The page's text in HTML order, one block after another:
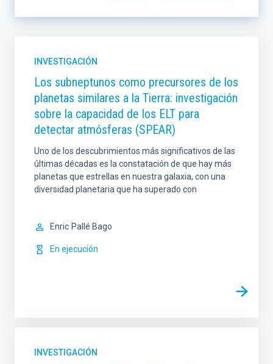
LÍNEA DE INVESTIGACIÓN
LÍNEA IACTEC ORDENAR POR
INVESTIGACIÓN
Los subneptunos como precursores de los
planetas similares a la Tierra: investigación
sobre la capacidad de los ELT para
detectar atmósferas (SPEAR)
Uno de los descubrimientos más significativos de las
últimas décadas es la constatación de que hay más
planetas que estrellas en nuestra galaxia, con una
diversidad planetaria que ha superado con
Enric Pallé Bago
En ejecución
INVESTIGACIÓN